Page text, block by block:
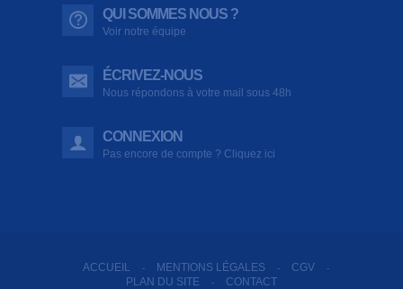
QUI SOMMES NOUS ?
Voir notre équipe
ÉCRIVEZ-NOUS
Nous répondons à votre mail sous 48h
CONNEXION
Pas encore de compte ? Cliquez ici
ACCUEIL - MENTIONS LÉGALES - CGV -
PLAN DU SITE - CONTACT